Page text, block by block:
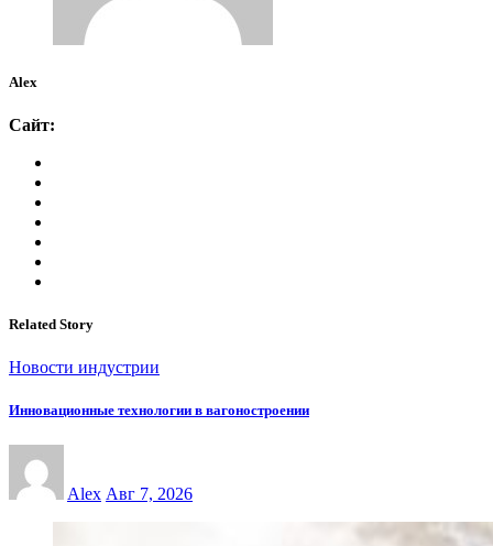
Alex
Сайт:
Related Story
Новости индустрии
Инновационные технологии в вагоностроении
Alex Авг 7, 2026